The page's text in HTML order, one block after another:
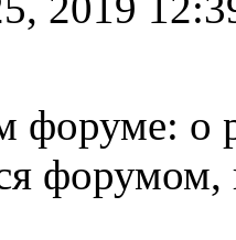
форуме: о